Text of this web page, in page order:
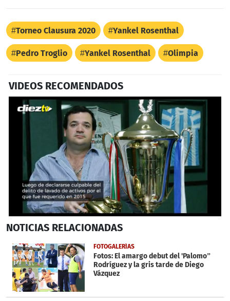
Torneo Clausura 2020 Yankel Rosenthal
Pedro Troglio Yankel Rosenthal Olimpia
VIDEOS RECOMENDADOS
seconds
1
minute,
25
seconds
NOTICIAS RELACIONADAS
FOTOGALERÍAS
Fotos: El amargo debut del 'Palomo”
Rodríguez y la gris tarde de Diego
Vázquez